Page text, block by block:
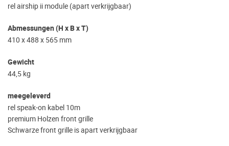
rel airship ii module (apart verkrijgbaar)
Abmessungen (H x B x T)
410 x 488 x 565 mm
Gewicht
44,5 kg
meegeleverd
rel speak-on kabel 10m
premium Holzen front grille
Schwarze front grille is apart verkrijgbaar